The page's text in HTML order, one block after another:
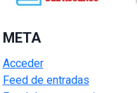
META
Acceder
Feed de entradas